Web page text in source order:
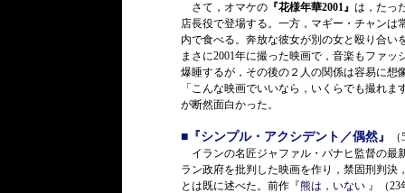
さて，オマケの 『花様年華2001』 は，たっ
店長役で登場する。一方，マギー・チャン
内で食べる。奔放な彼女が別の女と殴り合
まさに2001年に撮った映画で，音楽もファ
爆睡するが，その後の２人の関係は容易に想
「こんな映画でいいなら，いくらでも撮れ
が断然面白かった。
■『シンプル・アクシデント／偶然』
イランの名匠ジャファル・パナヒ監督の最
ラン政府を批判した映画を作り，禁固刑判
とは既に述べた。前作『熊は，いない 』（23